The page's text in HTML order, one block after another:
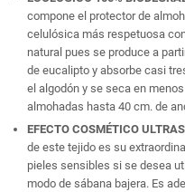
compone el protector de
celulósica más respetuosa
natural pues se produce a
de eucalipto y absorbe casi
el algodón y se seca en
almohadas hasta 40 cm. de
EFECTO COSMÉTICO
de este tejido es su
pieles sensibles si se desea
modo de sábana bajera. Es